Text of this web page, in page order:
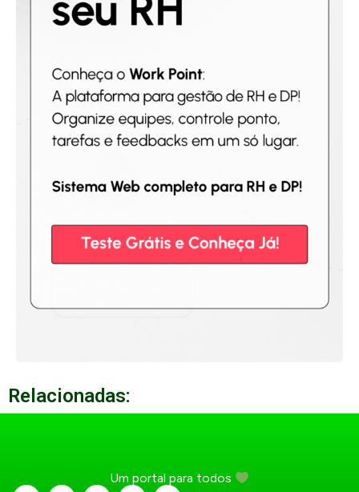
Relacionadas:
Um portal para todos